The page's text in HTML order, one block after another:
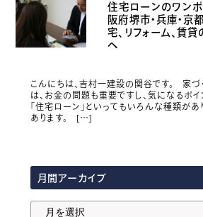
住宅ローンのワンポ
阪府堺市・兵庫・京
宅、リフォーム、賃
へ
こんにちは、吉村一建設の関谷です。 家づ
は、お金の問題も重要ですし、気になるポイ
「住宅ローン」といってもいろんな種類が
あります。 […]
月間アーカイブ